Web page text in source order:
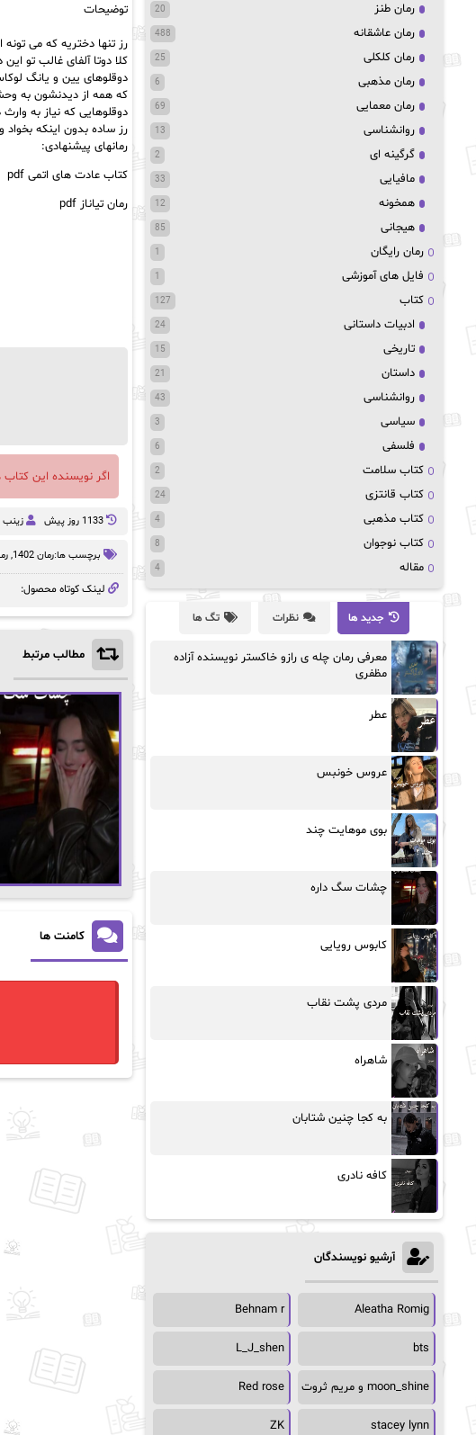
توضیحات
رز تنها دختریه که می تونه
کلا دوتا آلفای غالب تو این
دوقلوهای یین و یانگ
که همه از دیدنشون به
دوقلوهایی که نیاز به
رز ساده بدون اینکه بخواد
رمانهای پیشنهادی:
کتاب عادت های اتمی pdf
رمان تیاناز pdf
اگر نویسنده این
1133 روز پيش زینب
برچسب ها:رمان 1402 ,
لینک کوتاه محصول:
مطالب مرتبط
کامنت ها
رمان طنز 20
رمان عاشقانه 488
رمان کلکلی 25
رمان مذهبی 6
رمان معمایی 69
روانشناسی 13
گرگینه ای 2
مافیایی 33
همخونه 12
هیجانی 85
رمان رایگان 1
فایل های آموزشی 1
کتاب 127
ادبیات داستانی 24
تاریخی 15
داستان 21
روانشناسی 43
سیاسی 3
فلسفی 6
کتاب سلامت 2
کتاب قانتزی 24
کتاب مذهبی 4
کتاب نوجوان 8
مقاله 4
جدید ها نظرات تگ ها
معرفی رمان چله ی رازو خاکستر نویسنده آزاده
مظفری
عطر
عروس خونبس
بوی موهایت چند
چشات سگ داره
کابوس رویایی
مردی پشت نقاب
شاهراه
به کجا چنین شتابان
کافه نادری
آرشیو نویسندگان
Aleatha Romig
Behnam r
bts
L_J_shen
moon_shine و مریم ثروت Red rose
stacey lynn
ZK